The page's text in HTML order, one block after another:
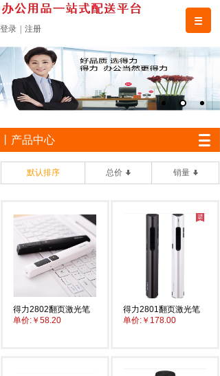
登录 注册
丨产品中心
默认排序 总价 销量
得力2802翻页激光笔
单价: ￥58.20
得力2801翻页激光笔
单价: ￥178.00